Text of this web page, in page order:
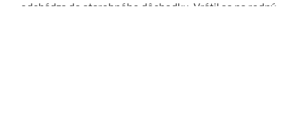
odchádza do starobného dôchodku. Vrátil sa na rodný